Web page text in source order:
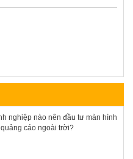
nghiệp nào nên đầu tư màn hình
quảng cáo ngoài trời?